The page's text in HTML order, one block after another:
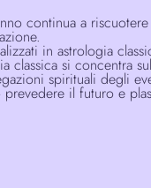
continua a
in astrologia
classica si
spirituali degli
il futuro e